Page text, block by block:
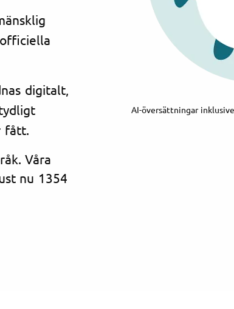
digitalt,
fått.
Våra
nu 1354
AI-översättningar